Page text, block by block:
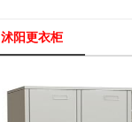
沭阳更衣柜